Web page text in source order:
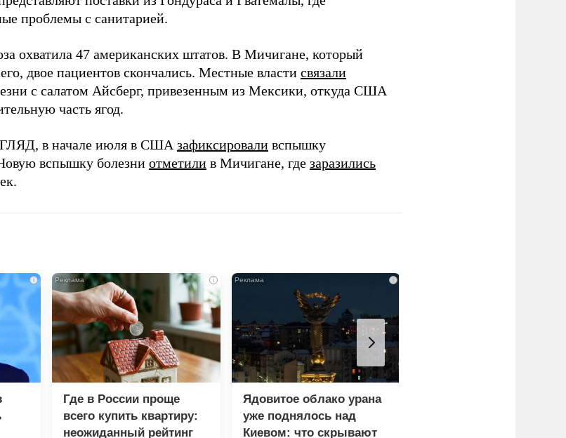
проблемы с санитарией.
охватила 47 американских штатов. В Мичигане, который
двое пациентов скончались. Местные власти связали
с салатом Айсберг, привезенным из Мексики, откуда США
часть ягод.
в начале июля в СШАзафиксировали вспышку
вспышку болезни отметили в Мичигане, где заразились
i i
Где в России проще
всего купить квартиру:
неожиданный рейтинг
i
Ядовитое облако урана
уже поднялось над
Киевом: что скрывают